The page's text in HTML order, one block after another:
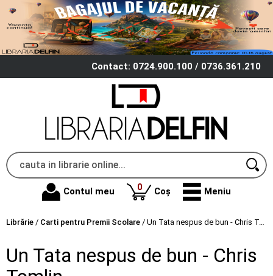
Contact: 0724.900.100 / 0736.361.210
Contul meu 0produse
Coș Meniu
Librărie / Carti pentru Premii Scolare / Un Tata nespus de bun - Chris Tomlin
Un Tata nespus de bun - Chris